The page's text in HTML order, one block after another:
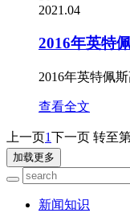
2021.04
2016年英特
2016年英特佩
查看全文
上一页1下一页 转至
加载更多
新闻知识